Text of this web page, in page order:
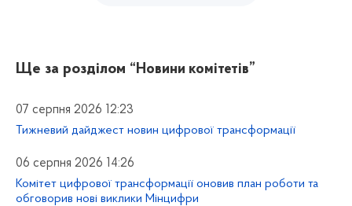
Ще за розділом “Новини комітетів”
07 серпня 2026 12:23
Тижневий дайджест новин цифрової трансформації
06 серпня 2026 14:26
Комітет цифрової трансформації оновив план роботи та
обговорив нові виклики Мінцифри